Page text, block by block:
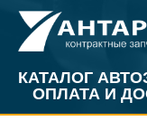
КАТАЛОГ
ОПЛАТА И